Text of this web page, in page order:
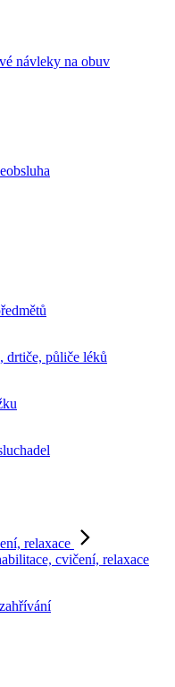
návleky na obuv
drtiče, půliče léků
relaxace
cvičení, relaxace